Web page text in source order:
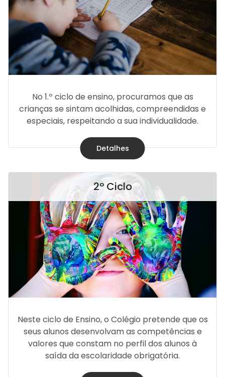
No 1.º ciclo de ensino, procuramos que as
crianças se sintam acolhidas, compreendidas e
especiais, respeitando a sua individualidade.
Detalhes
2º Ciclo
Neste ciclo de Ensino, o Colégio pretende que os
seus alunos desenvolvam as competências e
valores que constam no perfil dos alunos à
saída da escolaridade obrigatória.